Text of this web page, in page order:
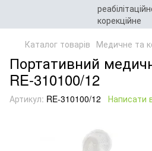
Каталог товарів Медичне та
Портативний
RE-310100/12
Артикул: RE-310100/12 Написати